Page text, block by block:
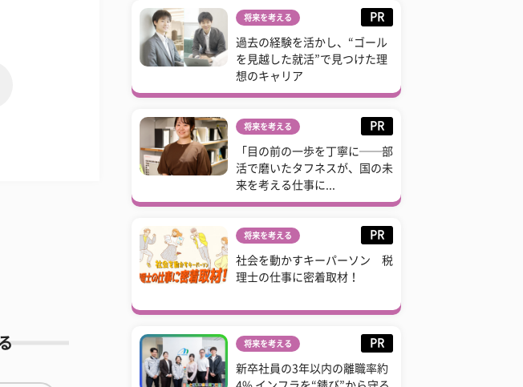
将来を考える PR
過去の経験を活かし、“ゴール
を見越した就活”で見つけた理
想のキャリア
将来を考える PR
「目の前の一歩を丁寧に──部
活で磨いたタフネスが、国の未
来を考える仕事に...
将来を考える PR
社会を動かすキーパーソン 税
理士の仕事に密着取材！
将来を考える PR
新卒社員の3年以内の離職率約